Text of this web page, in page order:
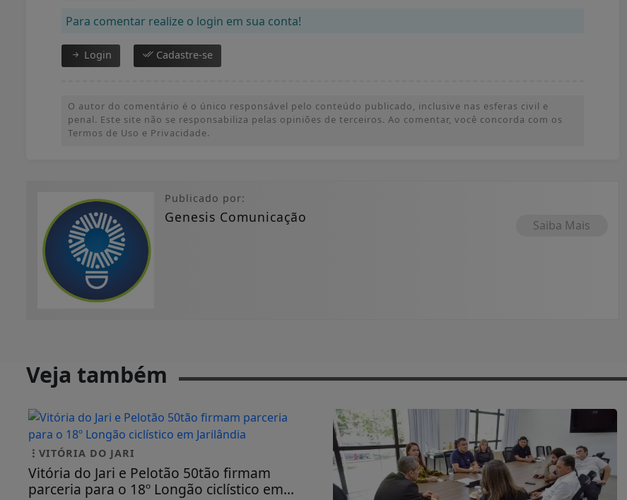
Para comentar realize o login em sua conta!
Login Cadastre-se
O autor do comentário é o único responsável pelo conteúdo publicado, inclusive nas esferas civil e
penal. Este site não se responsabiliza pelas opiniões de terceiros. Ao comentar, você concorda com os
Termos de Uso e Privacidade.
Publicado por:
Genesis Comunicação Saiba Mais
Veja também
VITÓRIA DO JARI
Vitória do Jari e Pelotão 50tão firmam
parceria para o 18º Longão ciclístico em...